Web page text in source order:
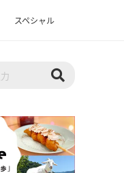
スペシャル